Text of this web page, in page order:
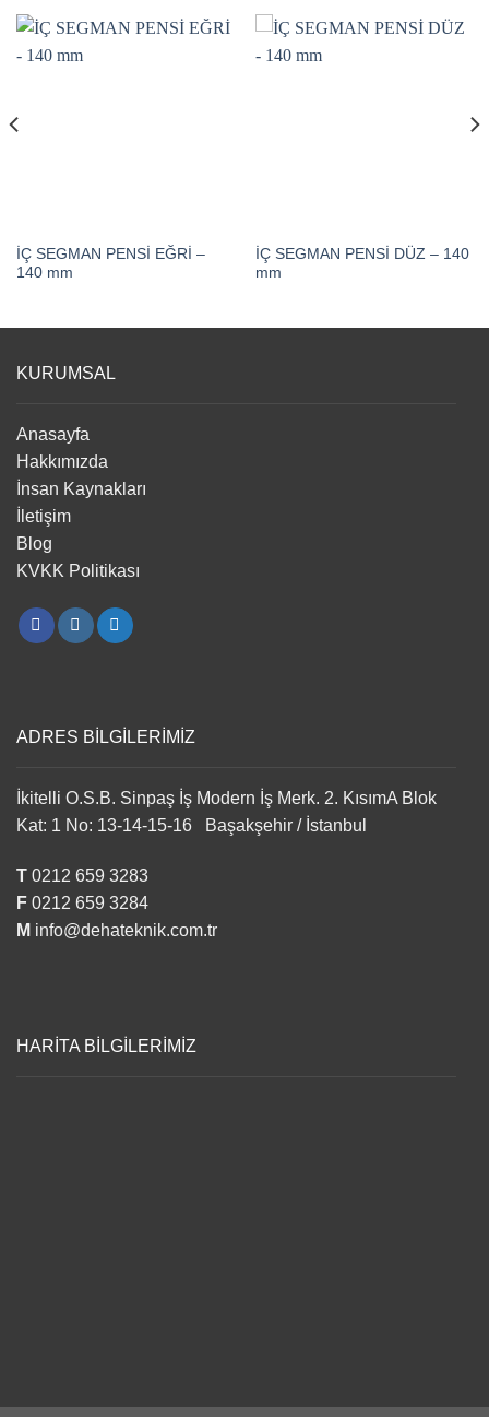
İÇ SEGMAN PENSİ EĞRİ –
140 mm
İÇ SEGMAN PENSİ DÜZ – 140
mm
KURUMSAL
Anasayfa
Hakkımızda
İnsan Kaynakları
İletişim
Blog
KVKK Politikası
ADRES BİLGİLERİMİZ
İkitelli O.S.B. Sinpaş İş Modern İş Merk. 2. KısımA Blok
Kat: 1 No: 13-14-15-16 Başakşehir / İstanbul
T 0212 659 3283
F 0212 659 3284
M info@dehateknik.com.tr
HARİTA BİLGİLERİMİZ